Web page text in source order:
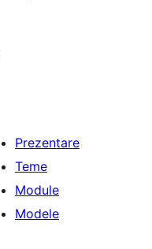
Prezentare
Teme
Module
Modele